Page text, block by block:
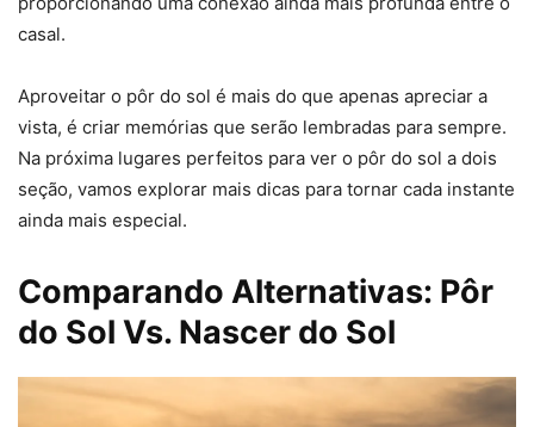
casal.
Aproveitar o pôr do sol é mais do que apenas apreciar a
vista, é criar memórias que serão lembradas para sempre.
Na próxima lugares perfeitos para ver o pôr do sol a dois
seção, vamos explorar mais dicas para tornar cada instante
ainda mais especial.
Comparando Alternativas: Pôr
do Sol Vs. Nascer do Sol